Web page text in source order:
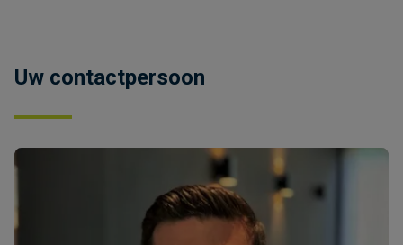
Uw contactpersoon